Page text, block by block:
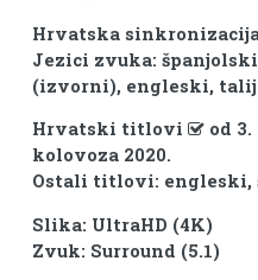
Hrvatska
Jezici zvuka: španjolski
(izvorni), engleski,
Hrvatski titlovi
od 3.
kolovoza 2020.
Ostali titlovi: engleski,
Slika: UltraHD (4K)
Zvuk: Surround (5.1)